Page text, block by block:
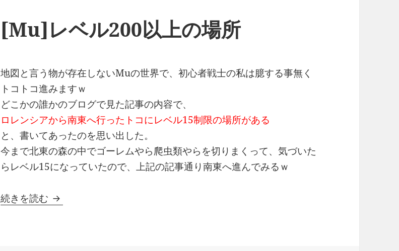
[Mu]レベル200以上の場所
地図と言う物が存在しないMuの世界で、初心者戦士の私は臆する事無く
トコトコ進みますｗ
どこかの誰かのブログで見た記事の内容で、
ロレンシアから南東へ行ったトコにレベル15制限の場所がある
と、書いてあったのを思い出した。
今まで北東の森の中でゴーレムやら爬虫類やらを切りまくって、気づいた
らレベル15になっていたので、上記の記事通り南東へ進んでみるｗ
続きを読む [Mu]レベル200以上の場所